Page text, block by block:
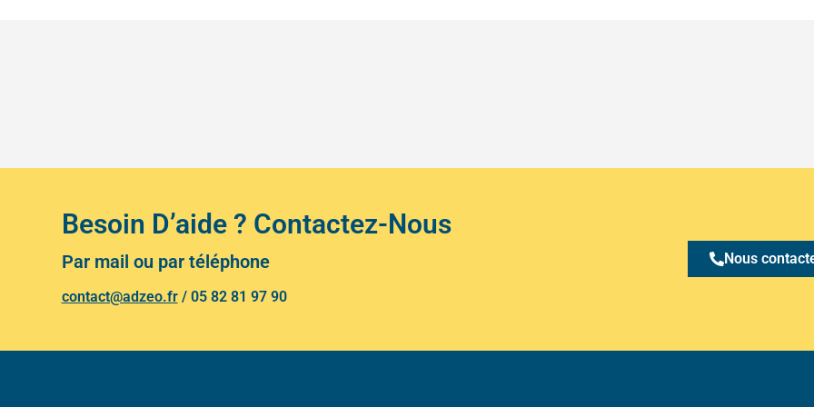
Besoin D’aide ? Contactez-Nous
Par mail ou par téléphone
contact@adzeo.fr/ 05 82 81 97 90
Nous